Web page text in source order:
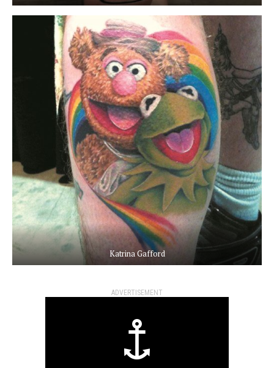
Katrina Gafford
ADVERTISEMENT